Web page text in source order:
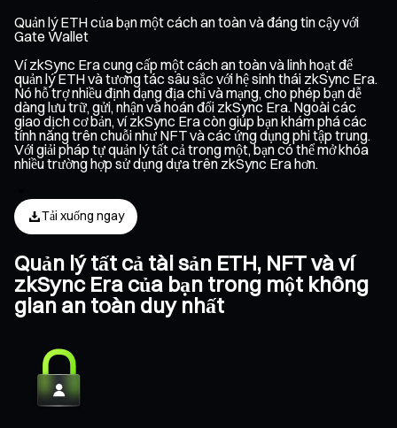
Quản lý ETH của bạn một cách an toàn và đáng tin cậy với
Gate Wallet
Ví zkSync Era cung cấp một cách an toàn và linh hoạt để
quản lý ETH và tương tác sâu sắc với hệ sinh thái zkSync Era.
Nó hỗ trợ nhiều định dạng địa chỉ và mạng, cho phép bạn dễ
dàng lưu trữ, gửi, nhận và hoán đổi zkSync Era. Ngoài các
giao dịch cơ bản, ví zkSync Era còn giúp bạn khám phá các
tính năng trên chuỗi như NFT và các ứng dụng phi tập trung.
Với giải pháp tự quản lý tất cả trong một, bạn có thể mở khóa
nhiều trường hợp sử dụng dựa trên zkSync Era hơn.
Tải xuống ngay
Quản lý tất cả tài sản ETH, NFT và ví
zkSync Era của bạn trong một không
gian an toàn duy nhất